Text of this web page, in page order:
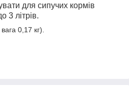
для сипучих кормів
3 літрів.
0,17 кг).